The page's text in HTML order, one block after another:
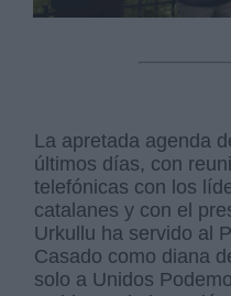
La apretada agenda
últimos días, con
telefónicas con los
catalanes y con el
Urkullu ha servido al
Casado como diana
solo a Unidos